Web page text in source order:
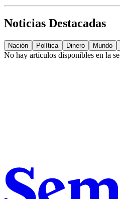
Noticias Destacadas
Nación Política Dinero Mundo
No hay artículos disponibles en la